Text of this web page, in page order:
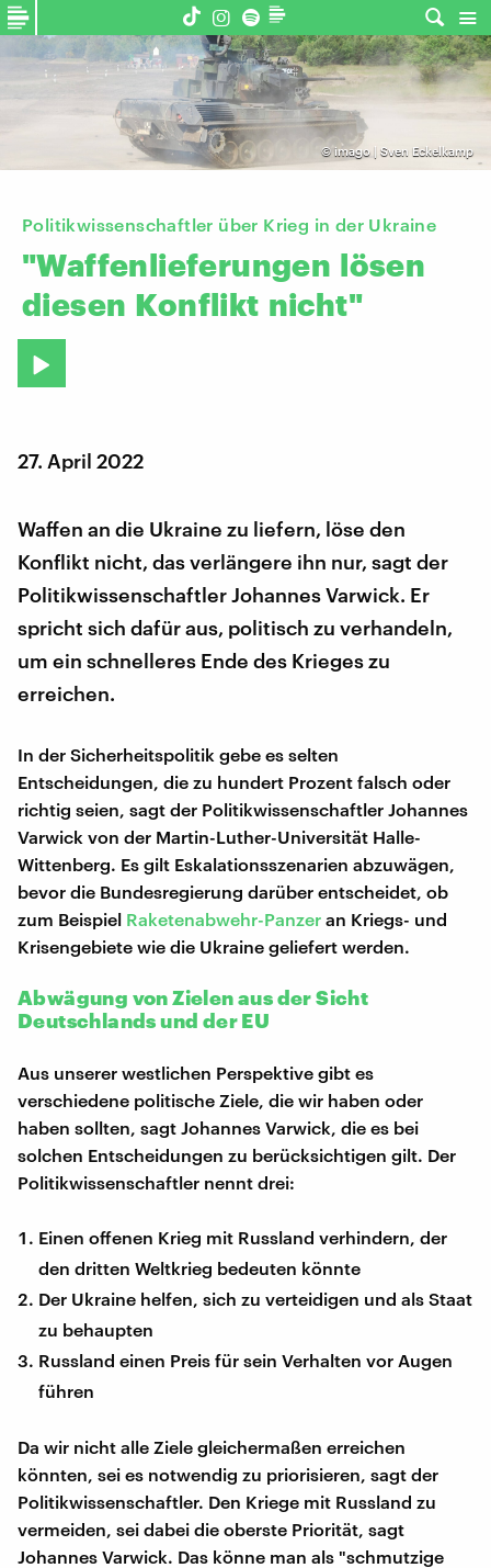
© imago | Sven Eckelkamp
Politikwissenschaftler über Krieg in der Ukraine
"Waffenlieferungen lösen
diesen Konflikt nicht"
27. April 2022
Waffen an die Ukraine zu liefern, löse den
Konflikt nicht, das verlängere ihn nur, sagt der
Politikwissenschaftler Johannes Varwick. Er
spricht sich dafür aus, politisch zu verhandeln,
um ein schnelleres Ende des Krieges zu
erreichen.
In der Sicherheitspolitik gebe es selten
Entscheidungen, die zu hundert Prozent falsch oder
richtig seien, sagt der Politikwissenschaftler Johannes
Varwick von der Martin-Luther-Universität Halle-
Wittenberg. Es gilt Eskalationsszenarien abzuwägen,
bevor die Bundesregierung darüber entscheidet, ob
zum Beispiel Raketenabwehr-Panzer an Kriegs- und
Krisengebiete wie die Ukraine geliefert werden.
Abwägung von Zielen aus der Sicht
Deutschlands und der EU
Aus unserer westlichen Perspektive gibt es
verschiedene politische Ziele, die wir haben oder
haben sollten, sagt Johannes Varwick, die es bei
solchen Entscheidungen zu berücksichtigen gilt. Der
Politikwissenschaftler nennt drei:
Einen offenen Krieg mit Russland verhindern, der
den dritten Weltkrieg bedeuten könnte
Der Ukraine helfen, sich zu verteidigen und als Staat
zu behaupten
Russland einen Preis für sein Verhalten vor Augen
führen
Da wir nicht alle Ziele gleichermaßen erreichen
könnten, sei es notwendig zu priorisieren, sagt der
Politikwissenschaftler. Den Kriege mit Russland zu
vermeiden, sei dabei die oberste Priorität, sagt
Johannes Varwick. Das könne man als "schmutzige